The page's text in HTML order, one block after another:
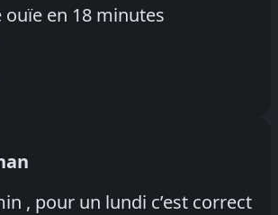
ouïe en 18 minutes
, pour un lundi c’est correct